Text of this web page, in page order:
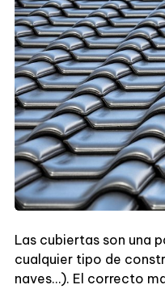
Las cubiertas son una
cualquier tipo de
naves…). El correcto